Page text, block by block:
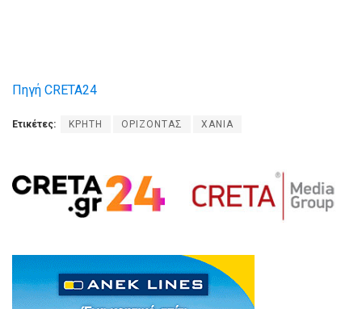
Πηγή CRETA24
Ετικέτες: ΚΡΗΤΗ ΟΡΙΖΟΝΤΑΣ ΧΑΝΙΑ